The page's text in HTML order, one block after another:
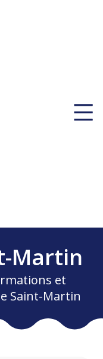
Martin
et
Saint-Martin